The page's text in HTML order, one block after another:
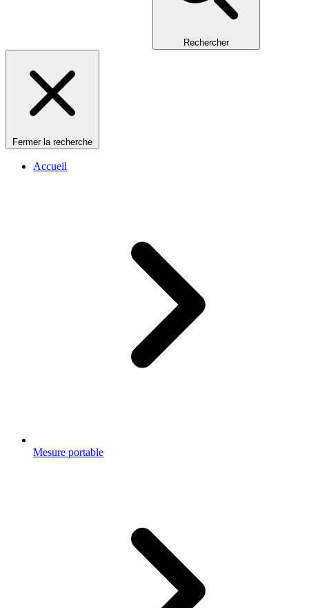
Rechercher
Fermer la recherche
Accueil
Mesure portable